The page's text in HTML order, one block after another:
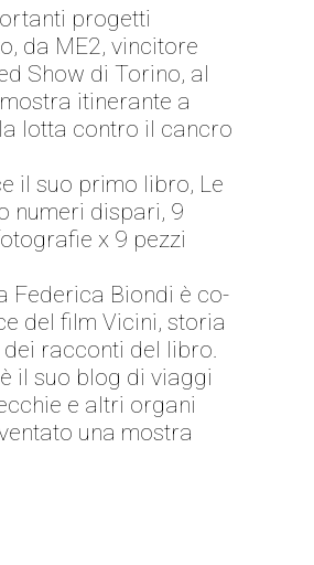
progetti
da ME2, vincitore
Show di Torino, al
itinerante a
lotta contro il cancro
il suo primo libro, Le
numeri dispari, 9
x 9 pezzi
Federica Biondi è co-
del film Vicini, storia
racconti del libro.
è il suo blog di viaggi
e altri organi
una mostra